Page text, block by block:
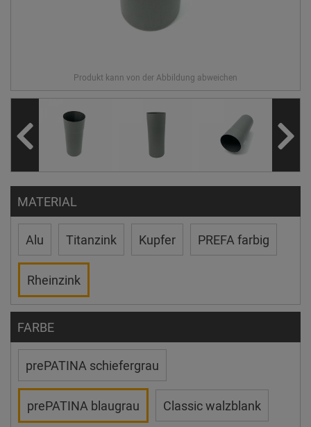
MATERIAL
Alu Titanzink Kupfer PREFA farbig
Rheinzink
FARBE
prePATINA schiefergrau
prePATINA blaugrau Classic walzblank